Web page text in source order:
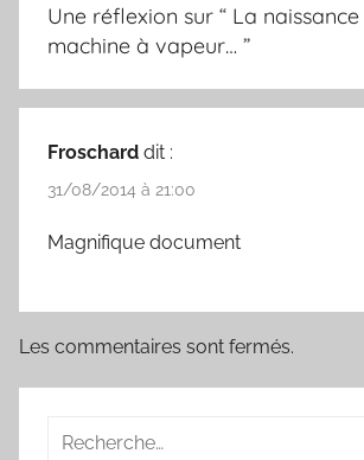
Une réflexion sur “ La naissance
machine à vapeur… ”
Froschard dit :
31/08/2014 à 21:00
Magnifique document
Les commentaires sont fermés.